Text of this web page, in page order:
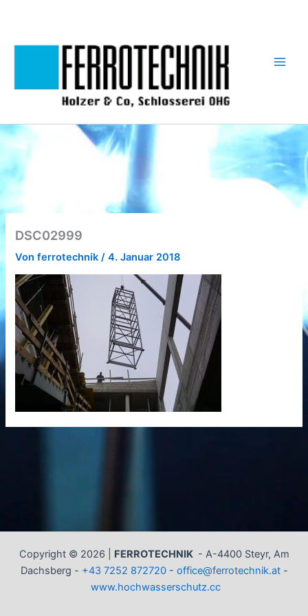
DSC02999
Vonferrotechnik /4. Januar 2018
Copyright © 2026 | FERROTECHNIK - A-4400 Steyr, Am
Dachsberg - +43 7252 872720- office@ferrotechnik.at-
www.hochwasserschutz.cc